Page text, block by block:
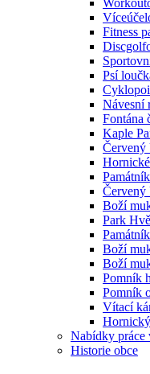
Fitness
Psí
Návesní
Fontána
Kaple
Červený
Červený
Boží
Park
Boží
Boží
Pomník
Pomník
Vítací
Nabídky práce
Historie obce